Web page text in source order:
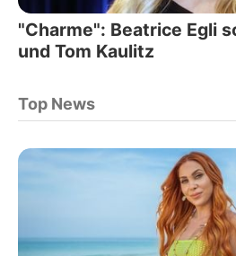
"Charme": Beatrice Egli
und Tom Kaulitz
Top News